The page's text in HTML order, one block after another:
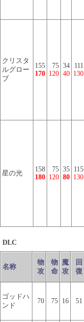
クリスタ
ルグロー
ブ
155
170
75
120
34
40
111
130
星の光
158
180
75
120
35
80
115
130
DLC
名称
物
攻
物
命
魔
攻
回
復
ゴッドハ
ンド
70 75 16 51